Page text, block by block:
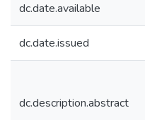
dc.date.available
dc.date.issued
dc.description.abstract